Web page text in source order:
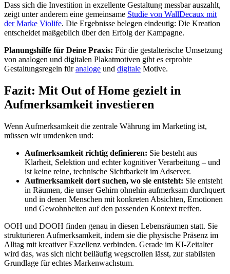
Dass sich die Investition in exzellente Gestaltung messbar auszahlt,
zeigt unter anderem eine gemeinsame Studie von WallDecaux mit
der Marke Violife. Die Ergebnisse belegen eindeutig: Die Kreation
entscheidet maßgeblich über den Erfolg der Kampagne.
Planungshilfe für Deine Praxis: Für die gestalterische Umsetzung
von analogen und digitalen Plakatmotiven gibt es erprobte
Gestaltungsregeln füranaloge und digitale Motive.
Fazit: Mit Out of Home gezielt in
Aufmerksamkeit investieren
Wenn Aufmerksamkeit die zentrale Währung im Marketing ist,
müssen wir umdenken und:
Aufmerksamkeit richtig definieren: Sie besteht aus
Klarheit, Selektion und echter kognitiver Verarbeitung – und
ist keine reine, technische Sichtbarkeit im Adserver.
Aufmerksamkeit dort suchen, wo sie entsteht: Sie entsteht
in Räumen, die unser Gehirn ohnehin aufmerksam durchquert
und in denen Menschen mit konkreten Absichten, Emotionen
und Gewohnheiten auf den passenden Kontext treffen.
OOH und DOOH finden genau in diesen Lebensräumen statt. Sie
strukturieren Aufmerksamkeit, indem sie die physische Präsenz im
Alltag mit kreativer Exzellenz verbinden. Gerade im KI-Zeitalter
wird das, was sich nicht beiläufig wegscrollen lässt, zur stabilsten
Grundlage für echtes Markenwachstum.